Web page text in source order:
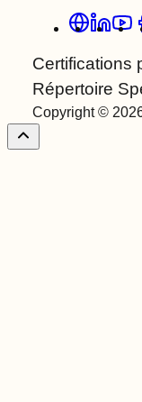
Certifications
Répertoire
Copyright ©